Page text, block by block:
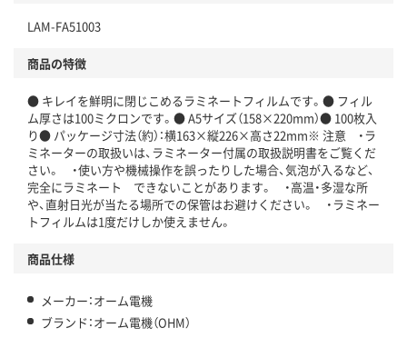
LAM-FA51003
商品の特徴
● キレイを鮮明に閉じこめるラミネートフィルムです。● フィル
ム厚さは100ミクロンです。● A5サイズ（158×220mm）● 100枚入
り● パッケージ寸法（約）：横163×縦226×高さ22mm※ 注意 ・ラ
ミネーターの取扱いは、ラミネーター付属の取扱説明書をご覧くだ
さい。 ・使い方や機械操作を誤ったりした場合、気泡が入るなど、
完全にラミネート できないことがあります。 ・高温・多湿な所
や、直射日光が当たる場所での保管はお避けください。 ・ラミネー
トフィルムは1度だけしか使えません。
商品仕様
メーカー：オーム電機
ブランド：オーム電機（OHM）